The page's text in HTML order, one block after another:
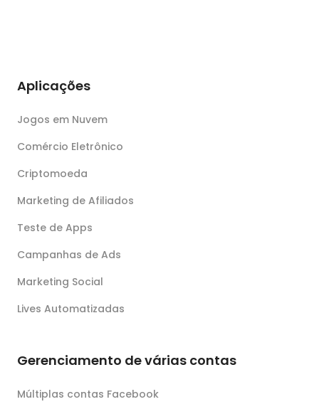
Aplicações
Jogos em Nuvem
Comércio Eletrônico
Criptomoeda
Marketing de Afiliados
Teste de Apps
Campanhas de Ads
Marketing Social
Lives Automatizadas
Gerenciamento de várias contas
Múltiplas contas Facebook